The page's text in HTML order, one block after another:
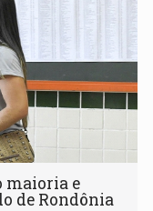
maioria e
de Rondônia